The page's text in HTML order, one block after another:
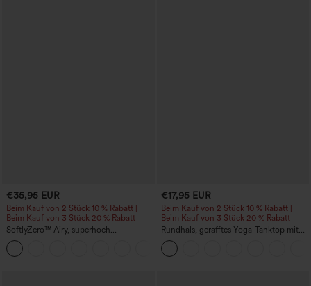
€35,95 EUR
Beim Kauf von 2 Stück 10 % Rabatt |
Beim Kauf von 3 Stück 20 % Rabatt
SoftlyZero™ Airy, superhoch
geschnittene 2-in-1 InstantCool Yoga-
Shorts 7" mit Taschen
€17,95 EUR
Beim Kauf von 2 Stück 10 % Rabatt |
Beim Kauf von 3 Stück 20 % Rabatt
Rundhals, gerafftes Yoga-Tanktop mit
Cool-Touch-Effekt – UPF50+